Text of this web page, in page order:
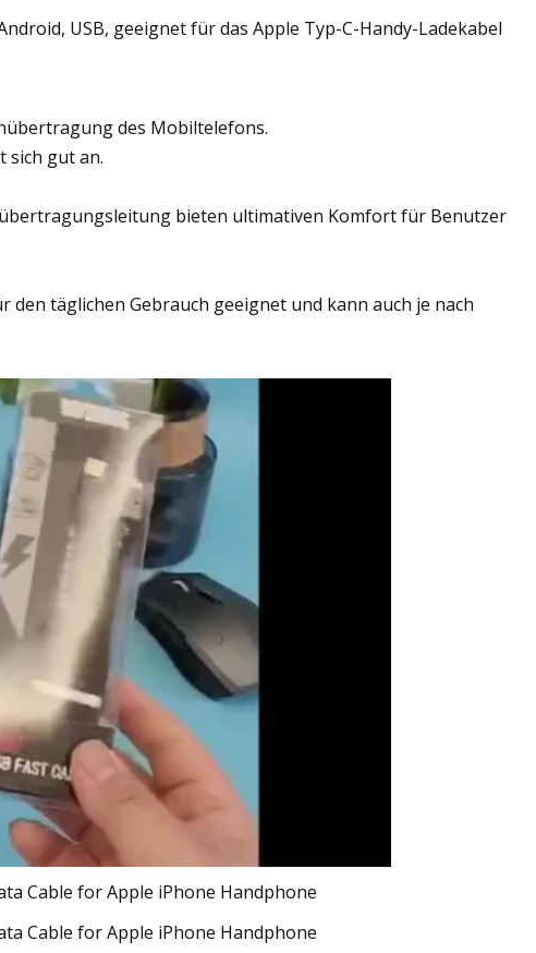
USB, geeignet für das Apple Typ-C-Handy-Ladekabel
des Mobiltelefons.
sich gut an.
bieten ultimativen Komfort für Benutzer
täglichen Gebrauch geeignet und kann auch je nach